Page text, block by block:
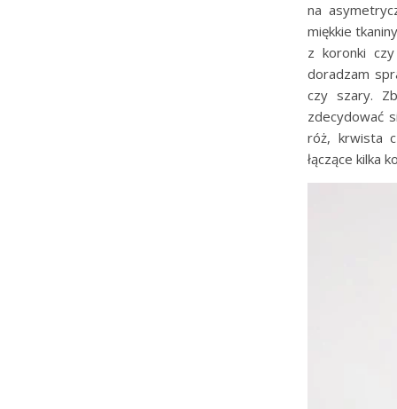
na
miękkie
z koronki
doradzam
czy szary.
zdecydować
róż, krwista
łączące kilka